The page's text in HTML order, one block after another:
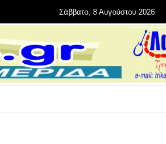
Σάββατο, 8 Αυγούστου 2026